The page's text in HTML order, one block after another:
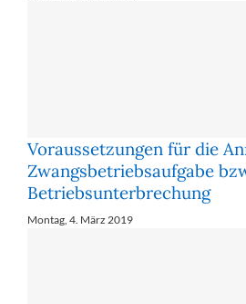
Voraussetzungen für die
Zwangsbetriebsaufgabe
Betriebsunterbrechung
Montag, 4. März 2019